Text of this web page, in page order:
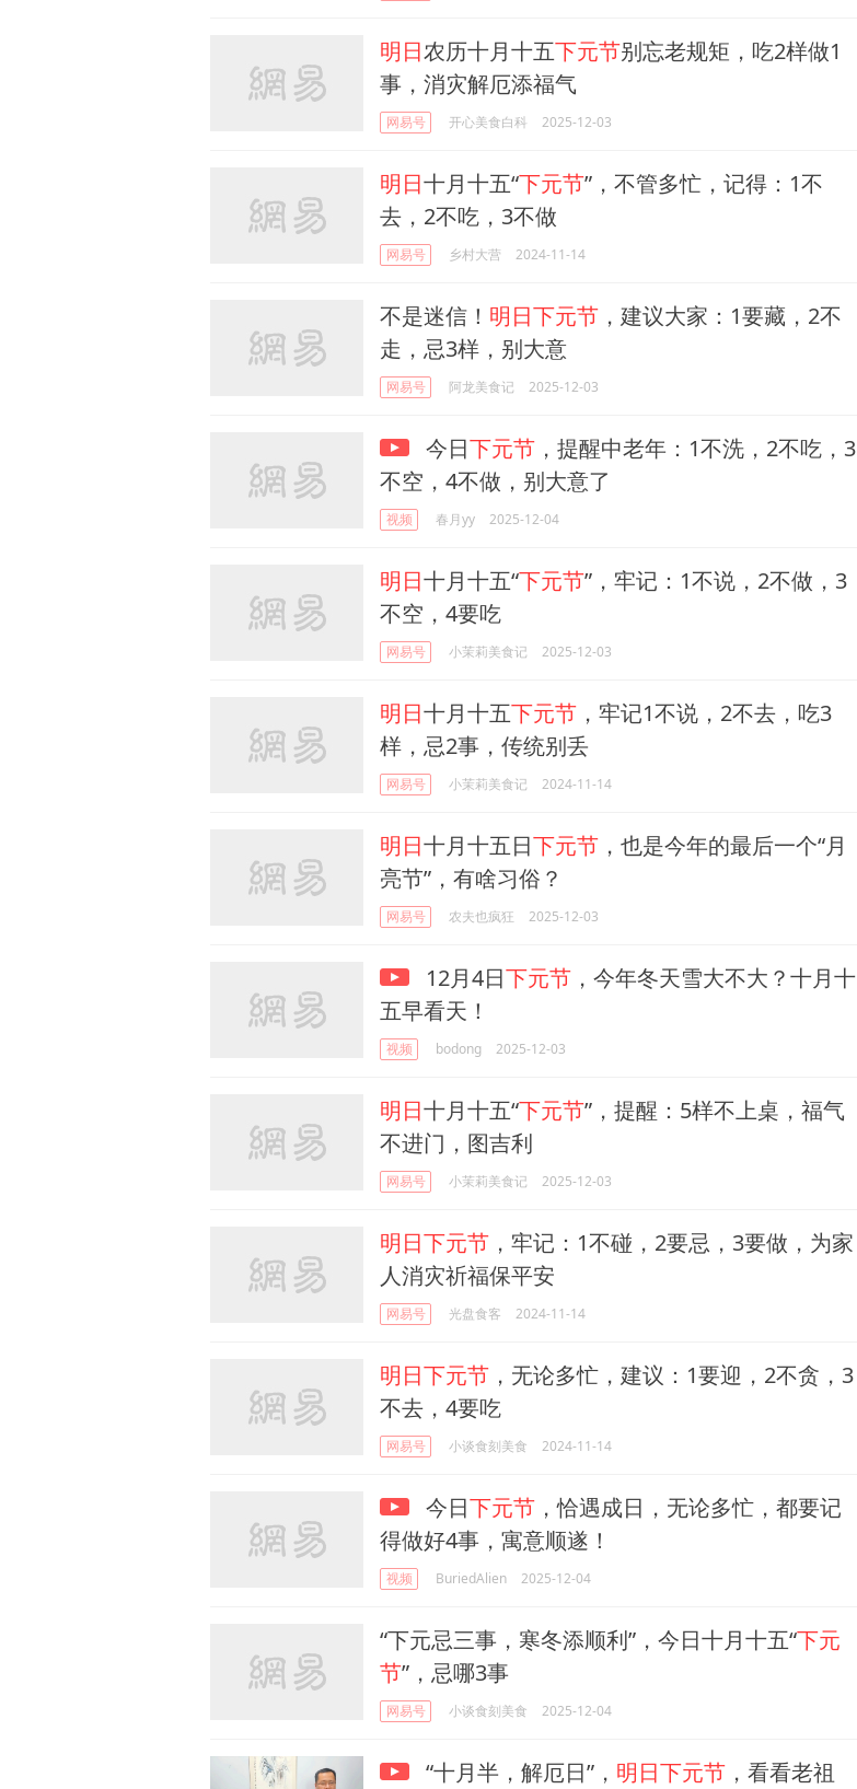
明日农历十月十五下元节别忘老规矩，吃2样做1
事，消灾解厄添福气
网易号 开心美食白科 2025-12-03
明日十月十五“下元节”，不管多忙，记得：1不
去，2不吃，3不做
网易号 乡村大营 2024-11-14
不是迷信！ 明日下元节 ，建议大家：1要藏，2不
走，忌3样，别大意
网易号 阿龙美食记 2025-12-03
今日下元节 ，提醒中老年：1不洗，2不吃，3
不空，4不做，别大意了
视频 春月yy 2025-12-04
明日十月十五“下元节”，牢记：1不说，2不做，3
不空，4要吃
网易号 小茉莉美食记 2025-12-03
明日十月十五下元节 ，牢记1不说，2不去，吃3
样，忌2事，传统别丢
网易号 小茉莉美食记 2024-11-14
明日十月十五日下元节 ，也是今年的最后一个“月
亮节”，有啥习俗？
网易号 农夫也疯狂 2025-12-03
12月4日下元节 ，今年冬天雪大不大？十月十
五早看天！
视频 bodong 2025-12-03
明日十月十五“下元节”，提醒：5样不上桌，福气
不进门，图吉利
网易号 小茉莉美食记 2025-12-03
明日下元节 ，牢记：1不碰，2要忌，3要做，为家
人消灾祈福保平安
网易号 光盘食客 2024-11-14
明日下元节 ，无论多忙，建议：1要迎，2不贪，3
不去，4要吃
网易号 小谈食刻美食 2024-11-14
今日下元节 ，恰遇成日，无论多忙，都要记
得做好4事，寓意顺遂！
视频 BuriedAlien 2025-12-04
“下元忌三事，寒冬添顺利”，今日十月十五“下元
节”，忌哪3事
网易号 小谈食刻美食 2025-12-04
“十月半，解厄日”， 明日下元节 ，看看老祖